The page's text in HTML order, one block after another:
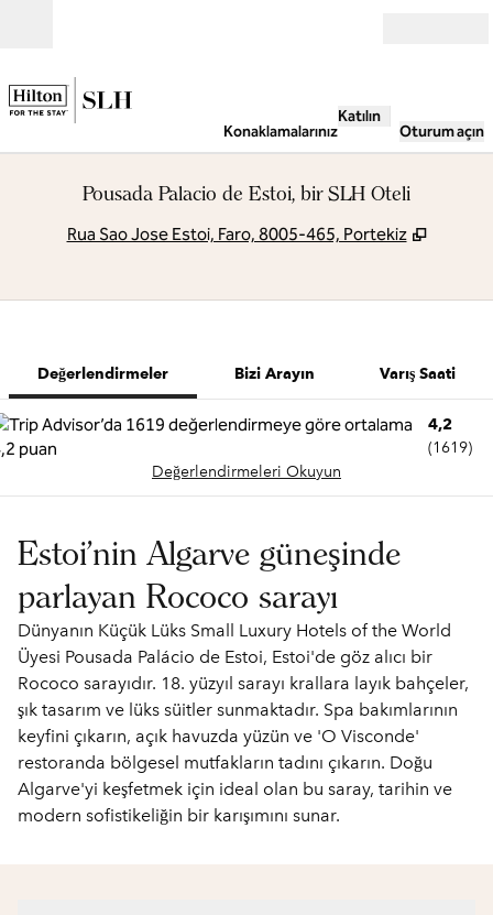
Konaklamalarınız
Katılın
Oturum açın
Pousada Palacio de Estoi, bir SLH Oteli
Rua Sao Jose Estoi, Faro, 8005-465, Portekiz ,
Değerlendirmeler Bizi Arayın Varış Saati
4,2
(1619)
Değerlendirmeleri Okuyun
Estoi'nin Algarve güneşinde
parlayan Rococo sarayı
Dünyanın Küçük Lüks Small Luxury Hotels of the World
Üyesi Pousada Palácio de Estoi, Estoi'de göz alıcı bir
Rococo sarayıdır. 18. yüzyıl sarayı krallara layık bahçeler,
şık tasarım ve lüks süitler sunmaktadır. Spa bakımlarının
keyfini çıkarın, açık havuzda yüzün ve 'O Visconde'
restoranda bölgesel mutfakların tadını çıkarın. Doğu
Algarve'yi keşfetmek için ideal olan bu saray, tarihin ve
modern sofistikeliğin bir karışımını sunar.